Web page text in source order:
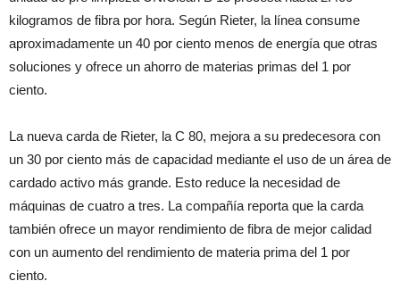
kilogramos de fibra por hora. Según Rieter, la línea consume
aproximadamente un 40 por ciento menos de energía que otras
soluciones y ofrece un ahorro de materias primas del 1 por
ciento.
La nueva carda de Rieter, la C 80, mejora a su predecesora con
un 30 por ciento más de capacidad mediante el uso de un área de
cardado activo más grande. Esto reduce la necesidad de
máquinas de cuatro a tres. La compañía reporta que la carda
también ofrece un mayor rendimiento de fibra de mejor calidad
con un aumento del rendimiento de materia prima del 1 por
ciento.